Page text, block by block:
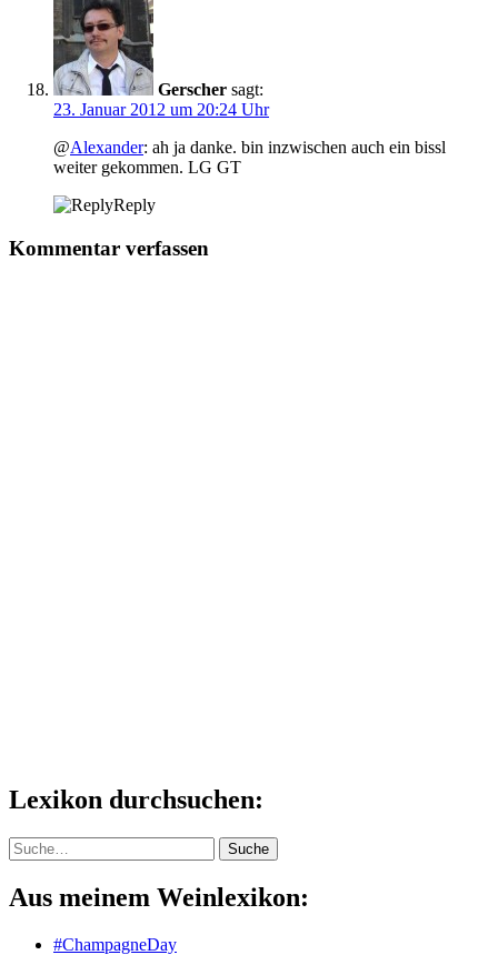
Gerscher sagt:
23. Januar 2012 um 20:24 Uhr
@Alexander: ah ja danke. bin inzwischen auch ein bissl
weiter gekommen. LG GT
Reply
Kommentar verfassen
Lexikon durchsuchen:
Suche Suche
Aus meinem Weinlexikon:
#ChampagneDay